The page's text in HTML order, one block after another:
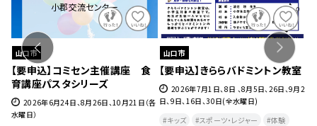
小郡交流センター
山口市
【要申込】コミセン主催講座 食
育講座パスタシリーズ
2026年6月24日、8月26日、10月21日（各
水曜日）
山口市
【要申込】きららバドミントン教室
2026年7月1日、8日 、8月5日、26日、9月2
日、9日、16日、30日(全水曜日)
キッズ
スポーツ・レジャー
体験